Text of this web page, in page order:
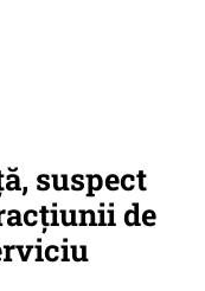
suspect
de